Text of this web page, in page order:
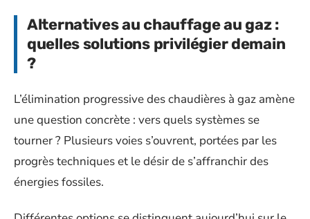
Alternatives au chauffage au gaz :
quelles solutions privilégier demain
?
L’élimination progressive des chaudières à gaz amène
une question concrète : vers quels systèmes se
tourner ? Plusieurs voies s’ouvrent, portées par les
progrès techniques et le désir de s’affranchir des
énergies fossiles.